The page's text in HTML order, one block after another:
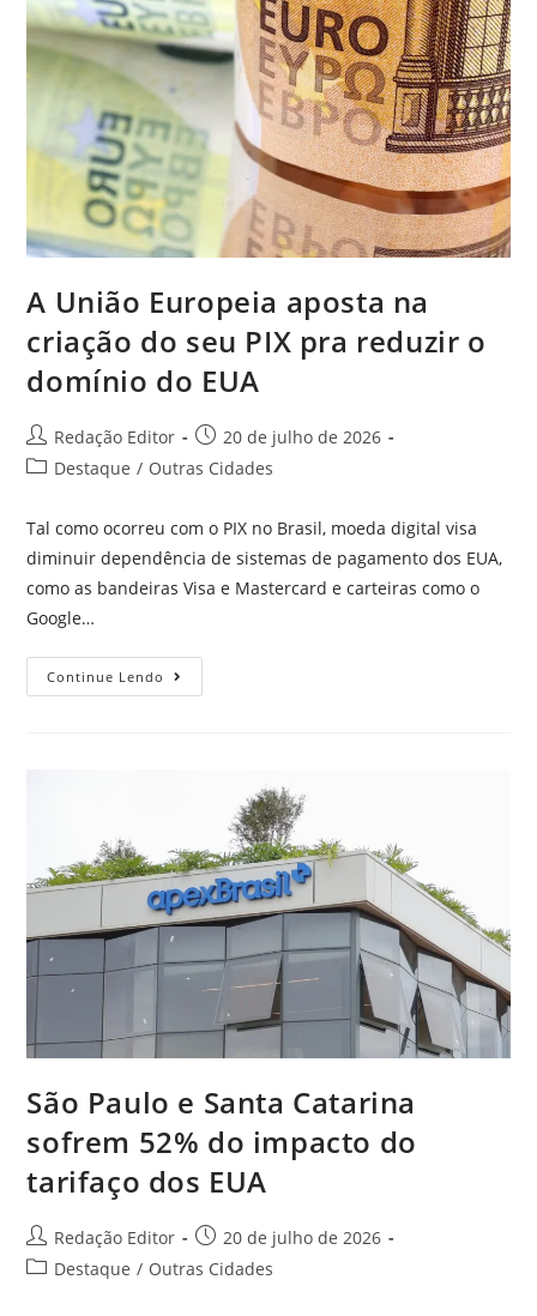
A União Europeia aposta na
criação do seu PIX pra reduzir o
domínio do EUA
Redação Editor
20 de julho de 2026
Destaque / Outras Cidades
Tal como ocorreu com o PIX no Brasil, moeda digital visa
diminuir dependência de sistemas de pagamento dos EUA,
como as bandeiras Visa e Mastercard e carteiras como o
Google…
Continue Lendo
São Paulo e Santa Catarina
sofrem 52% do impacto do
tarifaço dos EUA
Redação Editor
20 de julho de 2026
Destaque / Outras Cidades